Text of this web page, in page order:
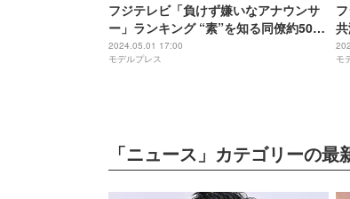
フジテレビ「負けず嫌いなアナウンサ
ー」ランキング “素”を知る同僚約50人
への取材結果
2024.05.01 17:00
モデルプレス
「
モ
「ニュース」カテゴリーの最